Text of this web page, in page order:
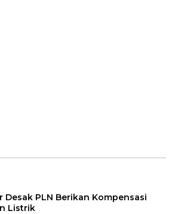
Desak PLN Berikan Kompensasi
Listrik